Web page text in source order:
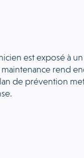
est exposé à
maintenance rend
de prévention